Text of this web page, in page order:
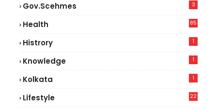
Gov.scehmes 3
Health
85
Histrory 1
Knowledge 1
Kolkata 1
Lifestyle
22